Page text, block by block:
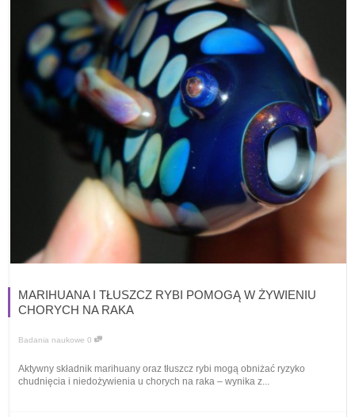
MARIHUANA I TŁUSZCZ RYBI POMOGĄ W ŻYWIENIU
CHORYCH NA RAKA
Badania naukowe 0
Aktywny składnik marihuany oraz tłuszcz rybi mogą obniżać ryzyko
chudnięcia i niedożywienia u chorych na raka – wynika z...